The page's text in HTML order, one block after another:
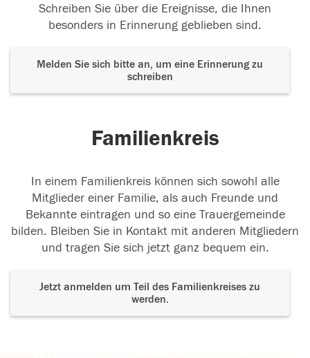
Schreiben Sie über die Ereignisse, die Ihnen
besonders in Erinnerung geblieben sind.
Melden Sie sich bitte an, um eine Erinnerung zu
schreiben
Familienkreis
In einem Familienkreis können sich sowohl alle
Mitglieder einer Familie, als auch Freunde und
Bekannte eintragen und so eine Trauergemeinde
bilden. Bleiben Sie in Kontakt mit anderen Mitgliedern
und tragen Sie sich jetzt ganz bequem ein.
Jetzt anmelden um Teil des Familienkreises zu
werden.